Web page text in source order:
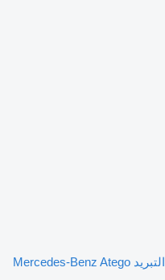
شاحنة التبريد Mercedes-Benz Atego